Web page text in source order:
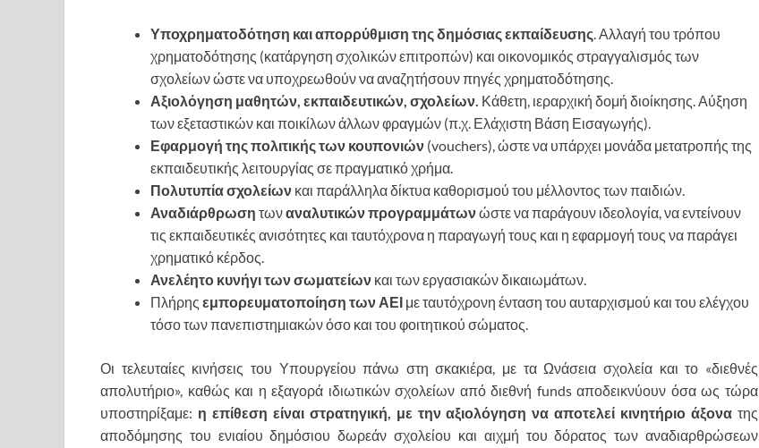
Υποχρηματοδότηση και απορρύθμιση της δημόσιας εκπαίδευσης. Αλλαγή του τρόπου
χρηματοδότησης (κατάργηση σχολικών επιτροπών) και οικονομικός στραγγαλισμός των
σχολείων ώστε να υποχρεωθούν να αναζητήσουν πηγές χρηματοδότησης.
Αξιολόγηση μαθητών, εκπαιδευτικών, σχολείων. Κάθετη, ιεραρχική δομή διοίκησης. Αύξηση
των εξεταστικών και ποικίλων άλλων φραγμών (π.χ. Ελάχιστη Βάση Εισαγωγής).
Εφαρμογή της πολιτικής των κουπονιών (vouchers), ώστε να υπάρχει μονάδα μετατροπής της
εκπαιδευτικής λειτουργίας σε πραγματικό χρήμα.
Πολυτυπία σχολείων και παράλληλα δίκτυα καθορισμού του μέλλοντος των παιδιών.
Αναδιάρθρωση τωναναλυτικών προγραμμάτωνώστε να παράγουν ιδεολογία, να εντείνουν
τις εκπαιδευτικές ανισότητες και ταυτόχρονα η παραγωγή τους και η εφαρμογή τους να παράγει
χρηματικό κέρδος.
Ανελέητο κυνήγι των σωματείων και των εργασιακών δικαιωμάτων.
Πλήρης εμπορευματοποίηση των ΑΕΙ με ταυτόχρονη ένταση του αυταρχισμού και του ελέγχου
τόσο των πανεπιστημιακών όσο και του φοιτητικού σώματος.
Οι τελευταίες κινήσεις του Υπουργείου πάνω στη σκακιέρα, με τα Ωνάσεια σχολεία και το «διεθνές
απολυτήριο», καθώς και η εξαγορά ιδιωτικών σχολείων από διεθνή funds αποδεικνύουν όσα ως τώρα
υποστηρίξαμε: η επίθεση είναι στρατηγική, με την αξιολόγηση να αποτελεί κινητήριο άξονατης
αποδόμησης του ενιαίου δημόσιου δωρεάν σχολείου και αιχμή του δόρατος των αναδιαρθρώσεων